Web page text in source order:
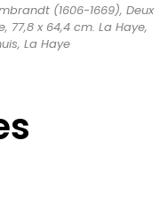
(1606-1669), Deux
77,8 x 64,4 cm. La Haye,
La Haye